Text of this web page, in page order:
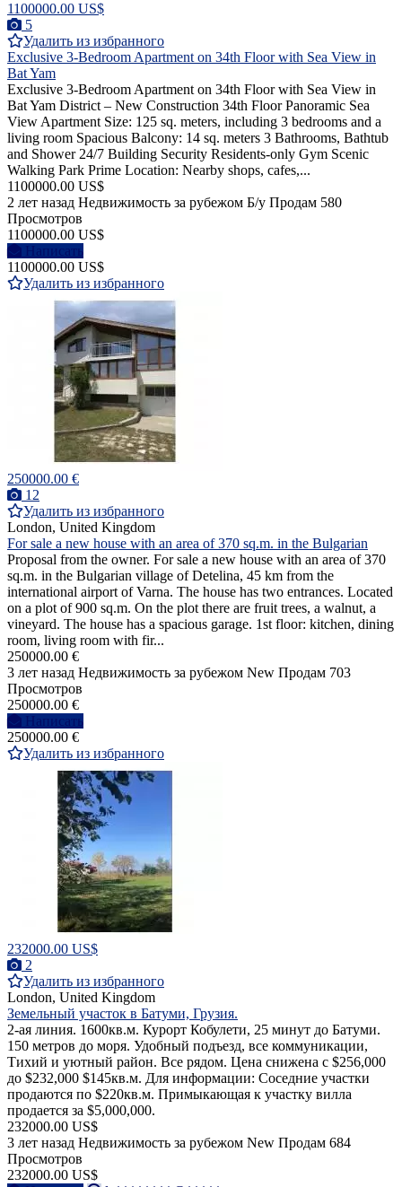
1100000.00 US$
5
Удалить из избранного
Exclusive 3-Bedroom Apartment on 34th Floor with Sea View in
Bat Yam
Exclusive 3-Bedroom Apartment on 34th Floor with Sea View in
Bat Yam District – New Construction 34th Floor Panoramic Sea
View Apartment Size: 125 sq. meters, including 3 bedrooms and a
living room Spacious Balcony: 14 sq. meters 3 Bathrooms, Bathtub
and Shower 24/7 Building Security Residents-only Gym Scenic
Walking Park Prime Location: Nearby shops, cafes,...
1100000.00 US$
2 лет назад Недвижимость за рубежом Б/у Продам 580
Просмотров
1100000.00 US$
Написать
1100000.00 US$
Удалить из избранного
250000.00 €
12
Удалить из избранного
London, United Kingdom
For sale a new house with an area of 370 sq.m. in the Bulgarian
Proposal from the owner. For sale a new house with an area of 370
sq.m. in the Bulgarian village of Detelina, 45 km from the
international airport of Varna. The house has two entrances. Located
on a plot of 900 sq.m. On the plot there are fruit trees, a walnut, a
vineyard. The house has a spacious garage. 1st floor: kitchen, dining
room, living room with fir...
250000.00 €
3 лет назад Недвижимость за рубежом New Продам 703
Просмотров
250000.00 €
Написать
250000.00 €
Удалить из избранного
232000.00 US$
2
Удалить из избранного
London, United Kingdom
Земельный участок в Батуми, Грузия.
2-ая линия. 1600кв.м. Курорт Кобулети, 25 минут до Батуми.
150 метров до моря. Удобный подъезд, все коммуникации,
Тихий и уютный район. Все рядом. Цена снижена с $256,000
до $232,000 $145кв.м. Для информации: Соседние участки
продаются по $220кв.м. Примыкающая к участку вилла
продается за $5,000,000.
232000.00 US$
3 лет назад Недвижимость за рубежом New Продам 684
Просмотров
232000.00 US$